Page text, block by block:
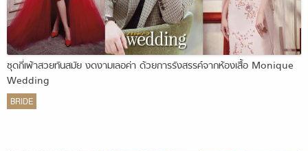
ชุดกี่เพ้าสวยทันสมัย งดงามเลอค่า ด้วยการรังสรรค์จากห้องเสื้อ Monique
Wedding
BRIDE